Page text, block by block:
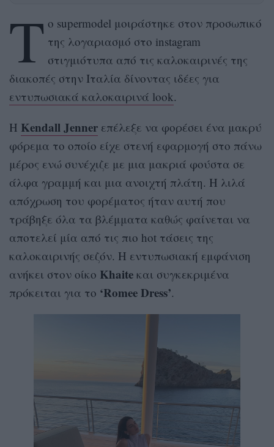
Τ ο supermodel μοιράστηκε στον προσωπικό
της λογαριασμό στο instagram
στιγμιότυπα από τις καλοκαιρινές της
διακοπές στην Ιταλία δίνοντας ιδέες για
εντυπωσιακά καλοκαιρινά look.
Η Kendall Jenner επέλεξε να φορέσει ένα μακρύ
φόρεμα το οποίο είχε στενή εφαρμογή στο πάνω
μέρος ενώ συνέχιζε με μια μακριά φούστα σε
άλφα γραμμή και μια ανοιχτή πλάτη. Η λιλά
απόχρωση του φορέματος ήταν αυτή που
τράβηξε όλα τα βλέμματα καθώς φαίνεται να
αποτελεί μία από τις πιο hot τάσεις της
καλοκαιρινής σεζόν. Η εντυπωσιακή εμφάνιση
ανήκει στον οίκο Khaite και συγκεκριμένα
πρόκειται για το ‘Romee Dress’.